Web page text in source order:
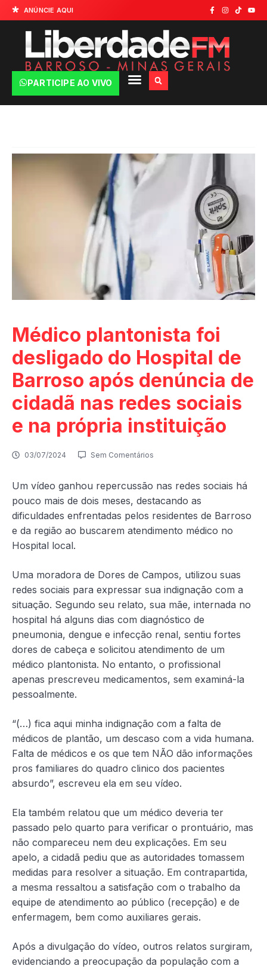
ANÚNCIE AQUI
PARTICIPE AO VIVO
Médico plantonista foi
desligado do Hospital de
Barroso após denúncia de
cidadã nas redes sociais
e na própria instituição
03/07/2024 Sem Comentários
Um vídeo ganhou repercussão nas redes sociais há
pouco mais de dois meses, destacando as
dificuldades enfrentadas pelos residentes de Barroso
e da região ao buscarem atendimento médico no
Hospital local.
Uma moradora de Dores de Campos, utilizou suas
redes sociais para expressar sua indignação com a
situação. Segundo seu relato, sua mãe, internada no
hospital há alguns dias com diagnóstico de
pneumonia, dengue e infecção renal, sentiu fortes
dores de cabeça e solicitou atendimento de um
médico plantonista. No entanto, o profissional
apenas prescreveu medicamentos, sem examiná-la
pessoalmente.
“(…) fica aqui minha indignação com a falta de
médicos de plantão, um descaso com a vida humana.
Falta de médicos e os que tem NÃO dão informações
pros familiares do quadro clinico dos pacientes
absurdo”, escreveu ela em seu vídeo.
Ela também relatou que um médico deveria ter
passado pelo quarto para verificar o prontuário, mas
não compareceu nem deu explicações. Em seu
apelo, a cidadã pediu que as autoridades tomassem
medidas para resolver a situação. Em contrapartida,
a mesma ressaltou a satisfação com o trabalho da
equipe de atendimento ao público (recepção) e de
enfermagem, bem como auxiliares gerais.
Após a divulgação do vídeo, outros relatos surgiram,
evidenciando a preocupação da população com a